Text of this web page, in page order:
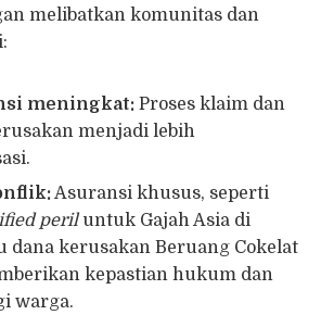
melibatkan komunitas dan
meningkat: Proses klaim dan
menjadi lebih
Asuransi khusus, seperti
periluntuk Gajah Asia di
dana kerusakan Beruang Cokelat
kepastian hukum dan
warga.